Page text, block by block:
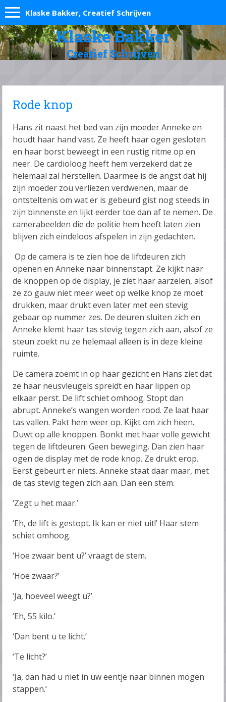
Klaske Bakker, Creatief Schrijven
Klaske Bakker
Creatief Schrijven
Rode knop
Hans zit naast het bed van zijn moeder Anneke en
houdt haar hand vast. Ze heeft haar ogen gesloten
en haar borst beweegt in een rustig ritme op en
neer. De cardioloog heeft hem verzekerd dat ze
helemaal zal herstellen. Daarmee is de angst dat hij
zijn moeder zou verliezen verdwenen, maar de
ontsteltenis om wat er is gebeurd gist nog steeds in
zijn binnenste en lijkt eerder toe dan af te nemen. De
camerabeelden die de politie hem heeft laten zien
blijven zich eindeloos afspelen in zijn gedachten.
Op de camera is te zien hoe de liftdeuren zich
openen en Anneke naar binnenstapt. Ze kijkt naar
de knoppen op de display, je ziet haar aarzelen, alsof
ze zo gauw niet meer weet op welke knop ze moet
drukken, maar drukt even later met een stevig
gebaar op nummer zes. De deuren sluiten zich en
Anneke klemt haar tas stevig tegen zich aan, alsof ze
steun zoekt nu ze helemaal alleen is in deze kleine
ruimte.
De camera zoemt in op haar gezicht en Hans ziet dat
ze haar neusvleugels spreidt en haar lippen op
elkaar perst. De lift schiet omhoog. Stopt dan
abrupt. Anneke’s wangen worden rood. Ze laat haar
tas vallen. Pakt hem weer op. Kijkt om zich heen.
Duwt op alle knoppen. Bonkt met haar volle gewicht
tegen de liftdeuren. Geen beweging. Dan zien haar
ogen de display met de rode knop. Ze drukt erop.
Eerst gebeurt er niets. Anneke staat daar maar, met
de tas stevig tegen zich aan. Dan een stem.
‘Zegt u het maar.’
‘Eh, de lift is gestopt. Ik kan er niet uit!’ Haar stem
schiet omhoog.
‘Hoe zwaar bent u?’ vraagt de stem.
‘Hoe zwaar?’
‘Ja, hoeveel weegt u?’
‘Eh, 55 kilo.’
‘Dan bent u te licht.’
‘Te licht?’
‘Ja, dan had u niet in uw eentje naar binnen mogen
stappen.’